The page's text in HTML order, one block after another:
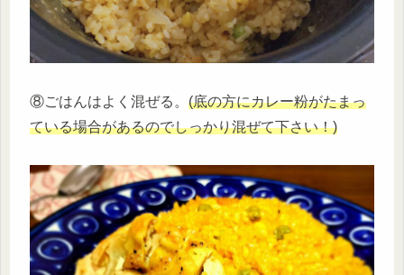
⑧ごはんはよく混ぜる。 (底の方にカレー粉がたまっ
ている場合があるのでしっかり混ぜて下さい！)